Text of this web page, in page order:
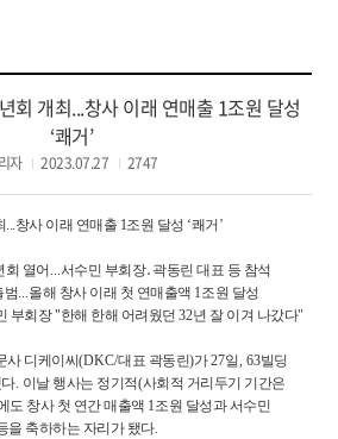
회 개최...창사 이래 연매출 1조원 달성
‘쾌거’
자 2023.07.27 2747
창사 이래 연매출 1조원 달성 ‘쾌거’
회 열어 ...서수민 부회장․ 곽동린 대표 등 참석
범...올해 창사 이래 첫 연매출액 1조원 달성
부회장"한해 한해 어려웠던32년 잘 이겨 나갔다"
사 디케이씨(DKC/대표 곽동린)가27일, 63빌딩
. 이날 행사는 정기적(사회적 거리두기 기간은
도 창사 첫 연간 매출액 1조원 달성과 서수민
을 축하하는 자리가 됐다.